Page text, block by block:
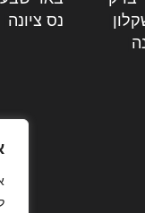
נס ציונה